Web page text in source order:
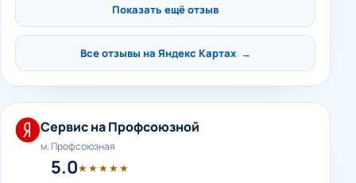
Показать ещё отзыв
Все отзывы на Яндекс Картах →
Сервис на Профсоюзной
м. Профсоюзная
5.0★★★★★